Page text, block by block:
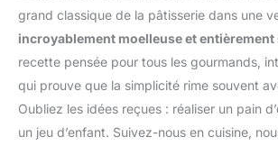
grand classique de la pâtisserie dans une
incroyablement moelleuse et entièrement
recette pensée pour tous les gourmands,
qui prouve que la simplicité rime souvent
Oubliez les idées reçues : réaliser un pain
un jeu d’enfant. Suivez-nous en cuisine,